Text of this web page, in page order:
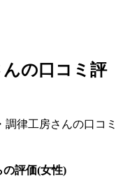
の口コミ評
律工房さんの口コミ
の評価(女性)